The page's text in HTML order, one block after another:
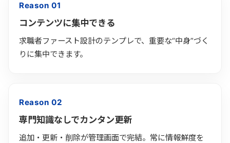
Reason 01
コンテンツに集中できる
求職者ファースト設計のテンプレで、重要な“中身”づく
りに集中できます。
Reason 02
専門知識なしでカンタン更新
追加・更新・削除が管理画面で完結。常に情報鮮度を